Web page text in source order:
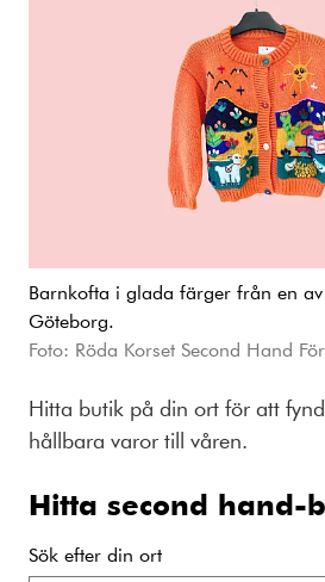
Barnkofta i glada färger från en
Göteborg.
Foto: Röda Korset Second Hand
Hitta butik på din ort för att
hållbara varor till våren.
Hitta second hand-
Sök efter din ort